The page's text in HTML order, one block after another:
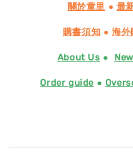
關於童里 ● 最
購書須知 ● 海外
About Us ●
Order guide ●